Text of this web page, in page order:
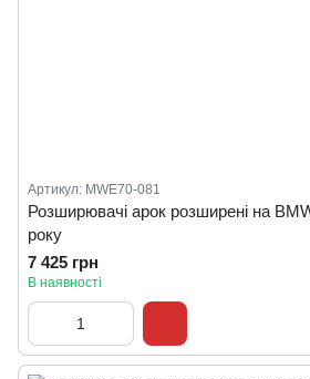
Артикул: MWE70-081
Розширювачі арок розширені на
року
7 425 грн
В наявності